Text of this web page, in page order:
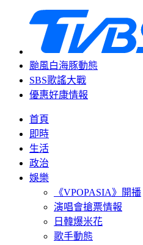
颱風白海豚動態
SBS歌謠大戰
優惠好康情報
首頁
即時
生活
政治
娛樂
《VPOPASIA》開播
演唱會搶票情報
日韓爆米花
歌手動態